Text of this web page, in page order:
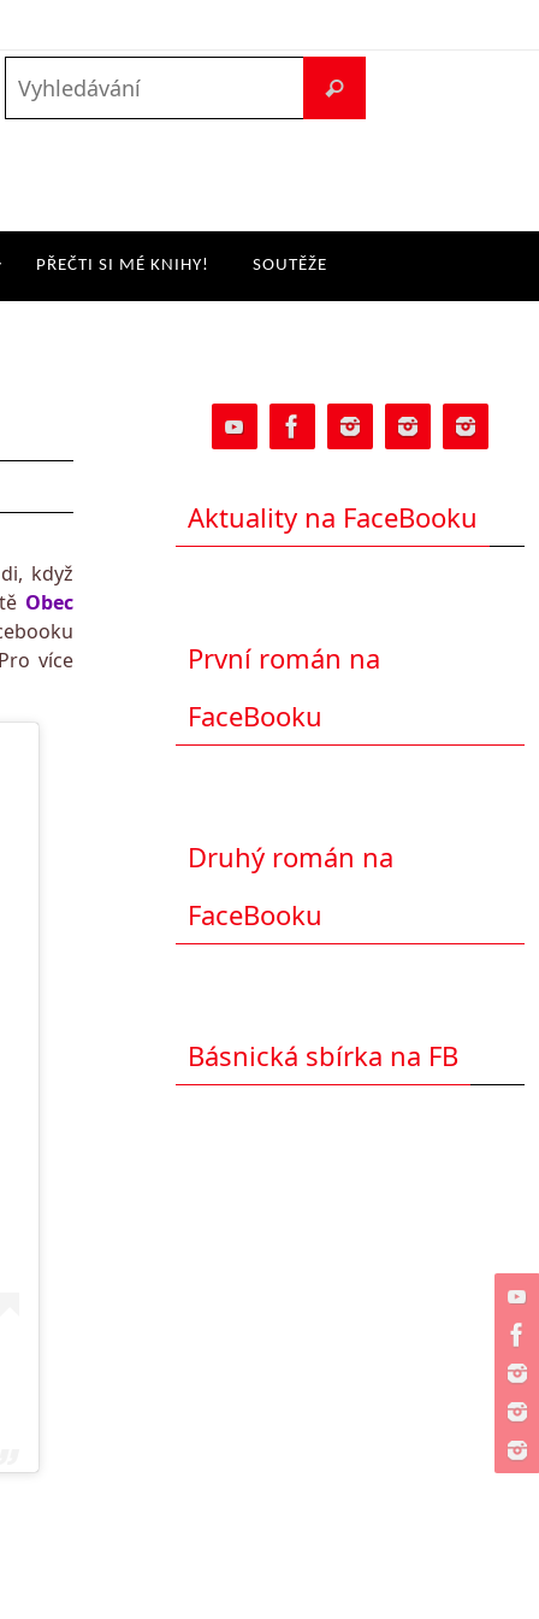
PŘEČTI SI MÉ KNIHY! SOUTĚŽE
když
Obec
více
Aktuality na FaceBooku
První román na
FaceBooku
Druhý román na
FaceBooku
Básnická sbírka na FB